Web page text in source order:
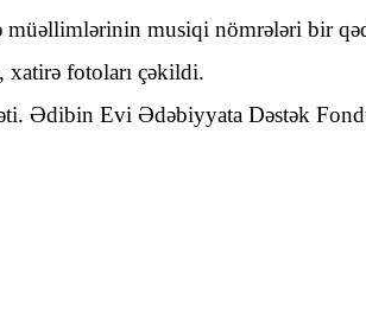
musiqi nömrələri bir
xatirə fotoları çəkildi.
Ədibin Evi Ədəbiyyata Dəstək